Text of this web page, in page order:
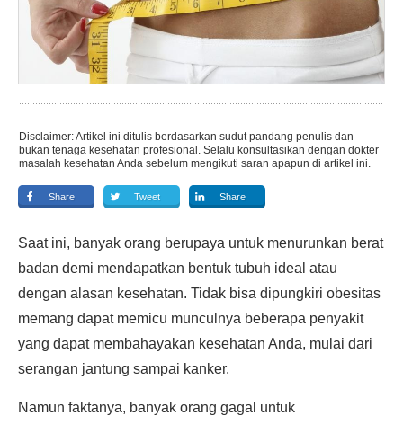
Disclaimer: Artikel ini ditulis berdasarkan sudut pandang penulis dan
bukan tenaga kesehatan profesional. Selalu konsultasikan dengan dokter
masalah kesehatan Anda sebelum mengikuti saran apapun di artikel ini.
Share Tweet Share
Saat ini, banyak orang berupaya untuk menurunkan berat
badan demi mendapatkan bentuk tubuh ideal atau
dengan alasan kesehatan. Tidak bisa dipungkiri obesitas
memang dapat memicu munculnya beberapa penyakit
yang dapat membahayakan kesehatan Anda, mulai dari
serangan jantung sampai kanker.
Namun faktanya, banyak orang gagal untuk